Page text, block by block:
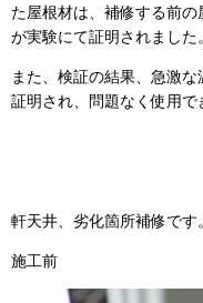
た屋根材は、補修する前
が実験にて証明されました。
また、検証の結果、急激
証明され、問題なく使用で
軒天井、劣化箇所補修です。
施工前